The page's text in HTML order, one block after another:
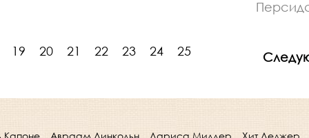
19 20 21 22 23 24
25